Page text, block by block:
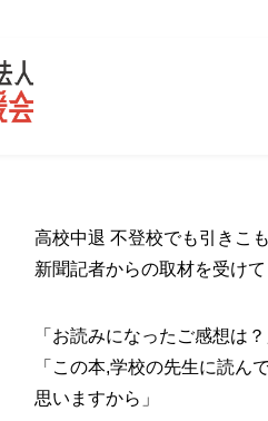
高校中退 不登校でも引きこ
新聞記者からの取材を受け
「お読みになったご感想は
「この本,学校の先生に読
思いますから」